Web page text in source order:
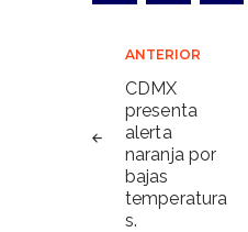
Navegación
de
entradas
ANTERIOR
CDMX
presenta
alerta
naranja por
bajas
temperatura
s.